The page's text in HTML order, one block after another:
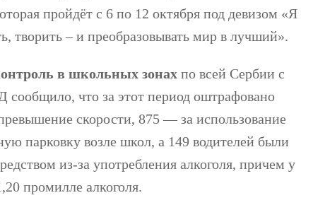
пройдёт с 6 по 12 октября под девизом «Я
творить – и преобразовывать мир в лучший».
в школьных зонах по всей Сербии с
сообщило, что за этот период оштрафовано
скорости, 875 — за использование
парковку возле школ, а 149 водителей были
из-за употребления алкоголя, причем у
промилле алкоголя.